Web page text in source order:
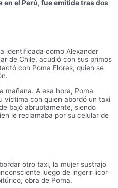
el Perú, fue emitida tras dos
identificada como Alexander
de Chile, acudió con sus primos
con Poma Flores, quien se
mañana. A esa hora, Poma
víctima con quien abordó un taxi
bajó abruptamente, siendo
le reclamaba por su celular de
otro taxi, la mujer sustrajo
luego de ingerir licor
obra de Poma.